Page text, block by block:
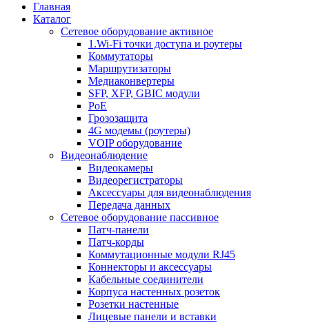
Главная
Каталог
Сетевое оборудование активное
1.Wi-Fi точки доступа и роутеры
Коммутаторы
Маршрутизаторы
Медиаконвертеры
SFP, XFP, GBIC модули
PoE
Грозозащита
4G модемы (роутеры)
VOIP оборудование
Видеонаблюдение
Видеокамеры
Видеорегистраторы
Аксессуары для видеонаблюдения
Передача данных
Сетевое оборудование пассивное
Патч-панели
Патч-корды
Коммутационные модули RJ45
Коннекторы и аксессуары
Кабельные соединители
Корпуса настенных розеток
Розетки настенные
Лицевые панели и вставки